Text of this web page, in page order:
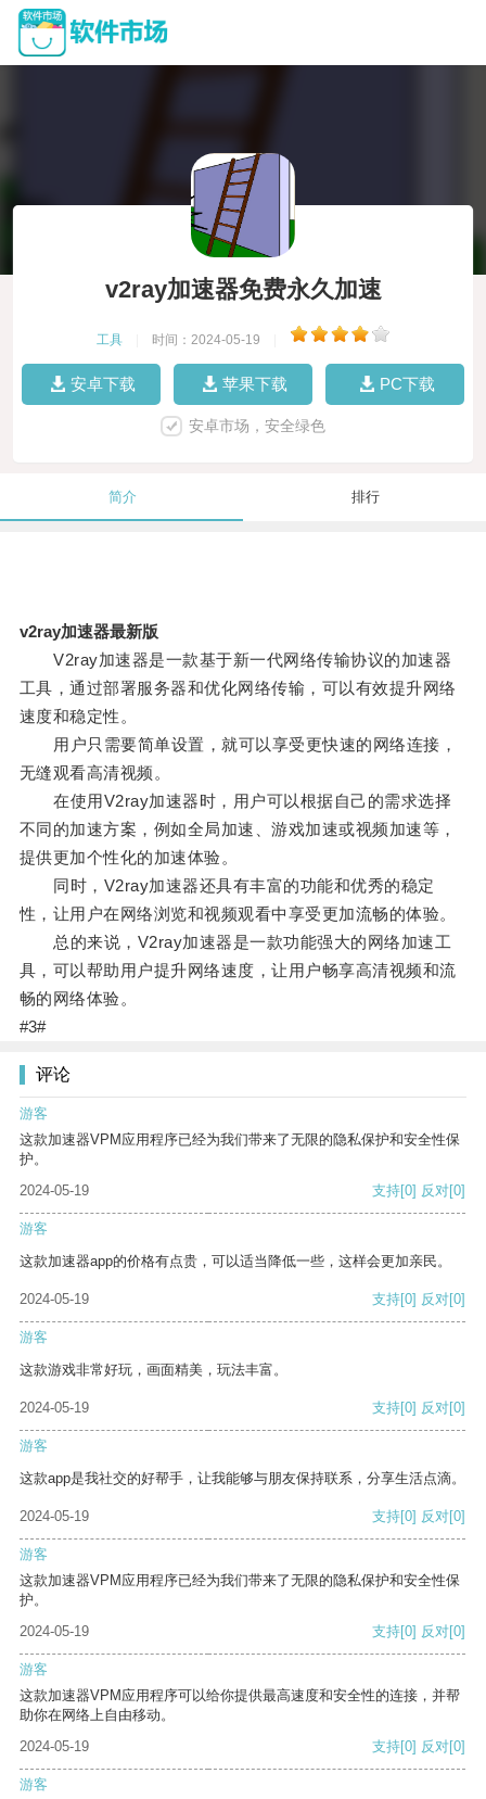
v2ray加速器免费永久加速
工具 时间：2024-05-19
安卓下载 苹果下载 PC下载
安卓市场，安全绿色
简介 排行
v2ray加速器最新版
V2ray加速器是一款基于新一代网络传输协议的加速器
工具，通过部署服务器和优化网络传输，可以有效提升网络
速度和稳定性。
用户只需要简单设置，就可以享受更快速的网络连接，
无缝观看高清视频。
在使用V2ray加速器时，用户可以根据自己的需求选择
不同的加速方案，例如全局加速、游戏加速或视频加速等，
提供更加个性化的加速体验。
同时，V2ray加速器还具有丰富的功能和优秀的稳定
性，让用户在网络浏览和视频观看中享受更加流畅的体验。
总的来说，V2ray加速器是一款功能强大的网络加速工
具，可以帮助用户提升网络速度，让用户畅享高清视频和流
畅的网络体验。
#3#
评论
游客
这款加速器VPM应用程序已经为我们带来了无限的隐私保护和安全性保
护。
2024-05-19
支持[0] 反对[0]
游客
这款加速器app的价格有点贵，可以适当降低一些，这样会更加亲民。
2024-05-19 支持[0] 反对[0]
游客
这款游戏非常好玩，画面精美，玩法丰富。
2024-05-19 支持[0] 反对[0]
游客
这款app是我社交的好帮手，让我能够与朋友保持联系，分享生活点滴。
2024-05-19 支持[0] 反对[0]
游客
这款加速器VPM应用程序已经为我们带来了无限的隐私保护和安全性保
护。
2024-05-19
支持[0] 反对[0]
游客
这款加速器VPM应用程序可以给你提供最高速度和安全性的连接，并帮
助你在网络上自由移动。
2024-05-19
支持[0] 反对[0]
游客